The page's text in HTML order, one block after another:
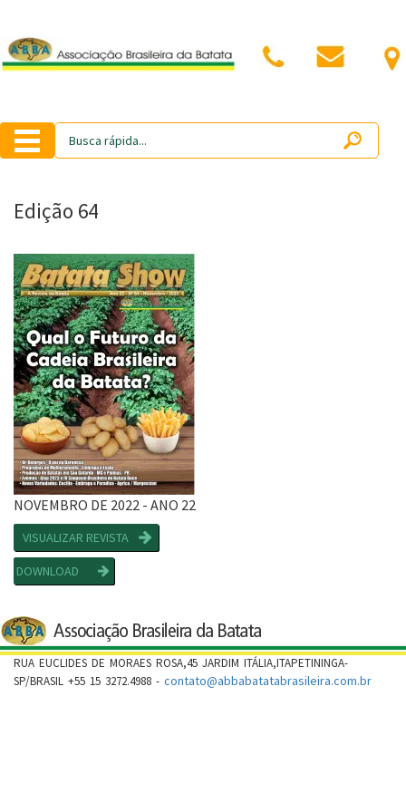
Edição 64
NOVEMBRO DE 2022 - ANO 22
VISUALIZAR REVISTA
DOWNLOAD
RUA EUCLIDES DE MORAES ROSA,45 JARDIM ITÁLIA,ITAPETININGA-
SP/BRASIL +55 15 3272.4988 - contato@abbabatatabrasileira.com.br